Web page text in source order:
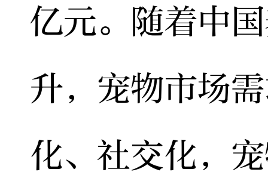
亿元。随着中
升，宠物市场
化、社交化，